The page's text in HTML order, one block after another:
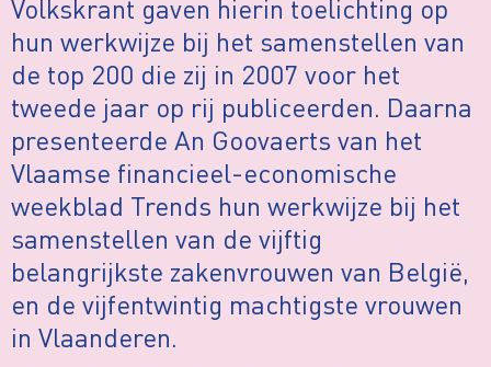
Volkskrant gaven hierin toelichting op
hun werkwijze bij het samenstellen van
de top 200 die zij in 2007 voor het
tweede jaar op rij publiceerden. Daarna
presenteerde An Goovaerts van het
Vlaamse financieel-economische
weekblad Trends hun werkwijze bij het
samenstellen van de vijftig
belangrijkste zakenvrouwen van België,
en de vijfentwintig machtigste vrouwen
in Vlaanderen.